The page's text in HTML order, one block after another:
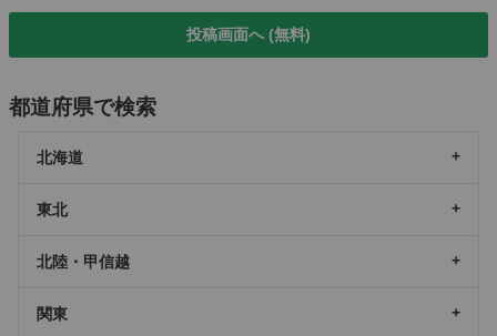
投稿画面へ (無料)
都道府県で検索
北海道
東北
北陸・甲信越
関東